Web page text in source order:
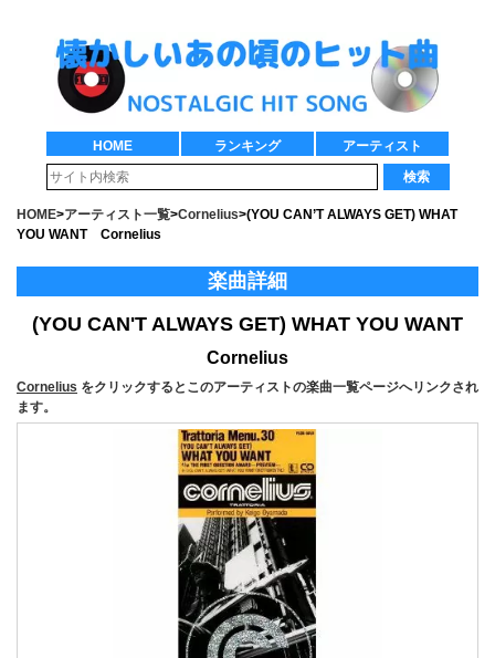
HOME ランキング
アーティスト
検索
HOME>アーティスト一覧>Cornelius>(YOU CAN’T ALWAYS GET) WHAT
YOU WANT Cornelius
楽曲詳細
(YOU CAN'T ALWAYS GET) WHAT YOU WANT
Cornelius
Cornelius をクリックするとこのアーティストの楽曲一覧ページへリンクされ
ます。